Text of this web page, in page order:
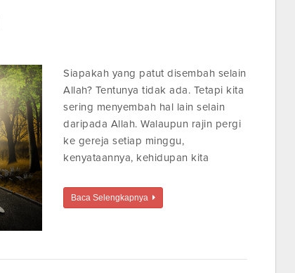
Siapakah yang patut disembah selain
Allah? Tentunya tidak ada. Tetapi kita
sering menyembah hal lain selain
daripada Allah. Walaupun rajin pergi
ke gereja setiap minggu,
kenyataannya, kehidupan kita
Baca Selengkapnya